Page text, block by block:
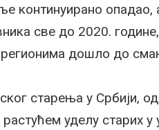
континуирано опадао,
све до 2020.
дошло до
старења у Србији,
уделу старих у